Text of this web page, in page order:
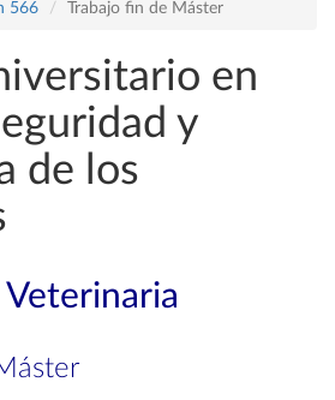
566
Trabajo fin de Máster
en
y
de los
Veterinaria